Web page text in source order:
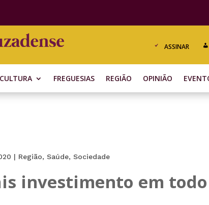
ASSINAR
CULTURA FREGUESIAS REGIÃO OPINIÃO
| Região, Saúde, Sociedade
investimento em todo